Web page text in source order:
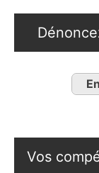
Vos